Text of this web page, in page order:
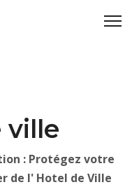
ville
: Protégez votre
de l' Hotel de Ville